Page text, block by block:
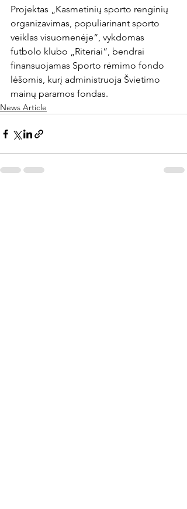
Projektas „Kasmetinių sporto renginių
organizavimas, populiarinant sporto
veiklas visuomenėje“, vykdomas
futbolo klubo „Riteriai“, bendrai
finansuojamas Sporto rėmimo fondo
lėšomis, kurį administruoja Švietimo
mainų paramos fondas.
News Article